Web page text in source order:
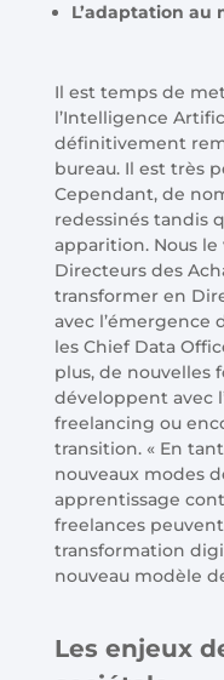
L’adaptation au
Il est temps de
l’Intelligence
définitivement
bureau. Il est très
Cependant, de
redessinés tandis
apparition. Nous le
Directeurs des
transformer en
avec l’émergence
les Chief Data
plus, de nouvelles
développent avec
freelancing ou
transition. « En
nouveaux modes
apprentissage
freelances
transformation
nouveau modèle
Les enjeux